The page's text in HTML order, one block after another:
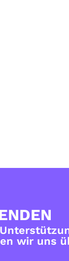
wir uns